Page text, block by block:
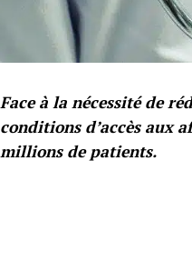
Face à la nécessité de
conditions d’accès aux
millions de patients.